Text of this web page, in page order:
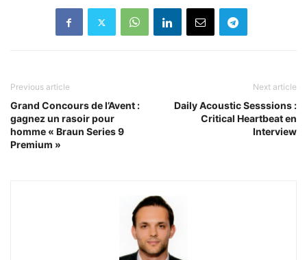
Previous article
Grand Concours de l’Avent :
gagnez un rasoir pour
homme « Braun Series 9
Premium »
Next article
Daily Acoustic Sesssions :
Critical Heartbeat en
Interview